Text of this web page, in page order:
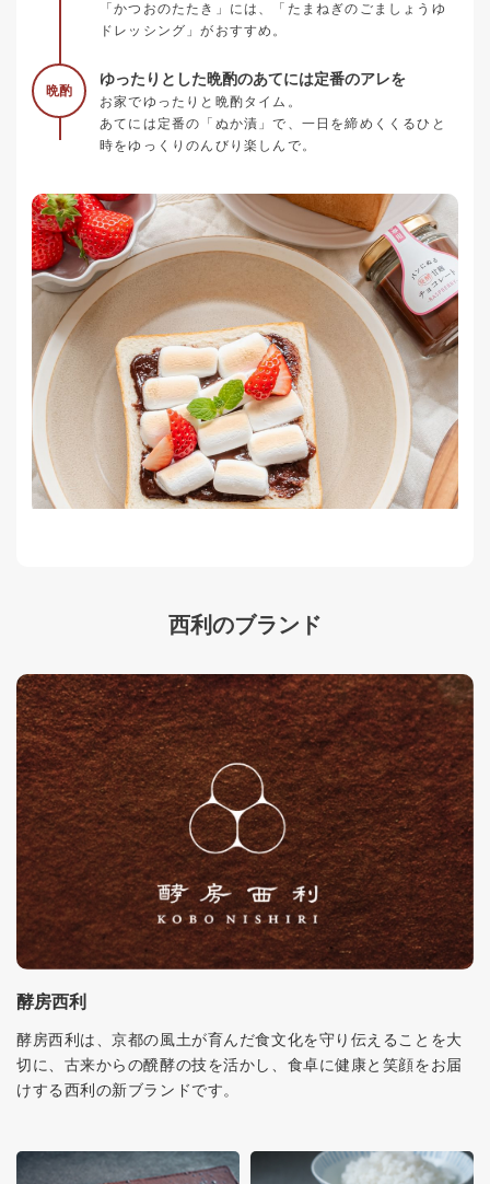
「かつおのたたき」には、「たまねぎのごましょうゆ
ドレッシング」がおすすめ。
晩酌
ゆったりとした晩酌のあてには定番のアレを
お家でゆったりと晩酌タイム。
あてには定番の「ぬか漬」で、一日を締めくくるひと
時をゆっくりのんびり楽しんで。
西利のブランド
酵房西利
酵房西利は、京都の風土が育んだ食文化を守り伝えることを大
切に、古来からの醗酵の技を活かし、食卓に健康と笑顔をお届
けする西利の新ブランドです。